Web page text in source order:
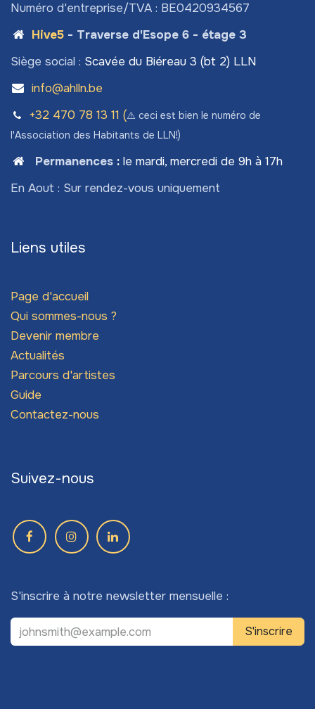
Numéro d'entreprise/TVA : BE0420934567
Hive5- Traverse d'Esope 6 - étage 3
Siège social : Scavée du Biéreau 3 (bt 2) LLN
info@ahlln.be
+32 470 78​ 13 11 (⚠️ ceci est bien le numéro de
l'Association des Habitants de LLN!)
Permanences: le mardi, mercredi de 9h à 17h
En Aout : Sur rendez-vous uniquement
Liens utiles
Page d'accueil
Qui sommes-nous ?
Devenir membre
Actualités
Parcours d'artistes
Guide
Contactez-nous
Suivez-nous
S'inscrire à notre newsletter mensuelle :
S'inscrire